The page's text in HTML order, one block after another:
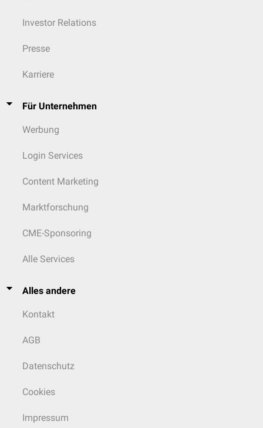
Investor Relations
Presse
Karriere
Für Unternehmen
Werbung
Login Services
Content Marketing
Marktforschung
CME-Sponsoring
Alle Services
Alles andere
Kontakt
AGB
Datenschutz
Cookies
Impressum